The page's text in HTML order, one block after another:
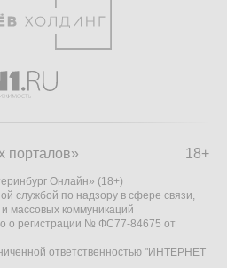
18+
порталов»
Онлайн» (18+)
службой по надзору в сфере связи,
массовых коммуникаций
о регистрации № ФС77-84675 от
ответственностью "ИНТЕРНЕТ